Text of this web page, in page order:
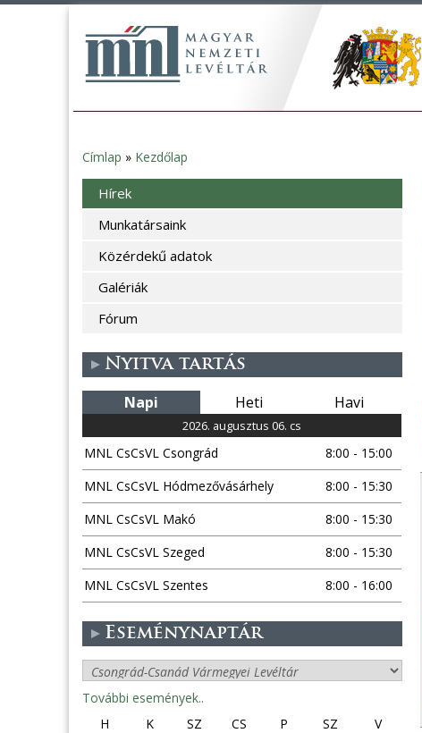
Jelenlegi
hely
Címlap » Kezdőlap
Hírek
Munkatársaink
Közérdekű adatok
Galériák
Fórum
Nyitva tartás
Napi Heti Havi
2026. augusztus 06. cs
MNL CsCsVL Csongrád
8:00 - 15:00
MNL CsCsVL Hódmezővásárhely
8:00 - 15:30
MNL CsCsVL Makó
8:00 - 15:30
MNL CsCsVL Szeged
8:00 - 15:30
MNL CsCsVL Szentes
8:00 - 16:00
Eseménynaptár
További események..
H
K SZ CS P SZ
V